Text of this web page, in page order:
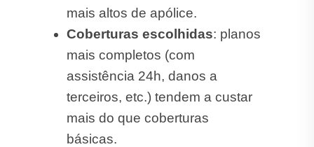
mais altos de apólice.
Coberturas escolhidas: planos
mais completos (com
assistência 24h, danos a
terceiros, etc.) tendem a custar
mais do que coberturas
básicas.